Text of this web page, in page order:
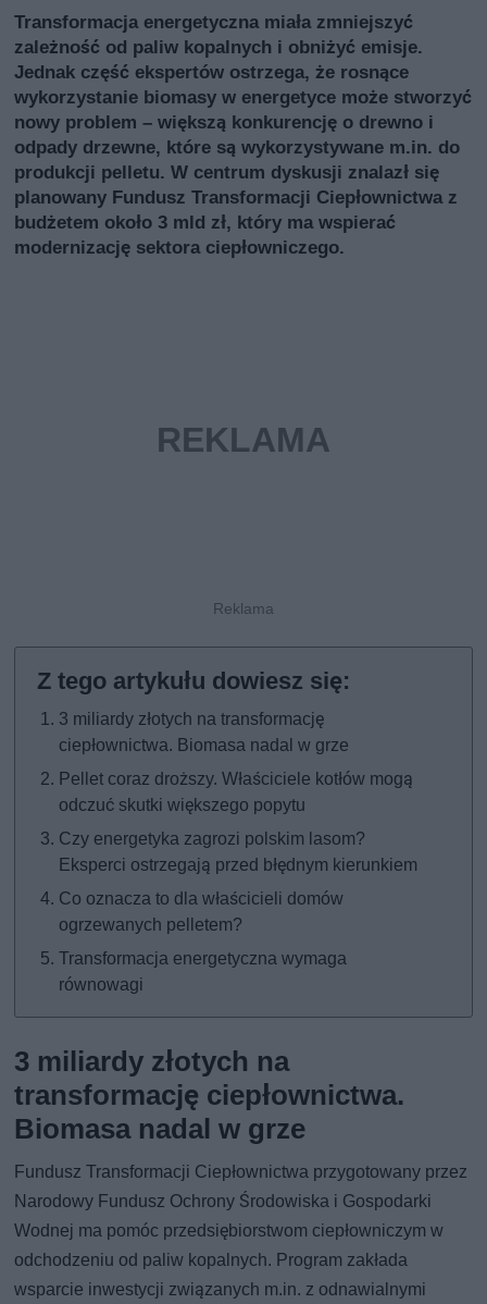
Transformacja energetyczna miała zmniejszyć
zależność od paliw kopalnych i obniżyć emisje.
Jednak część ekspertów ostrzega, że rosnące
wykorzystanie biomasy w energetyce może stworzyć
nowy problem – większą konkurencję o drewno i
odpady drzewne, które są wykorzystywane m.in. do
produkcji pelletu. W centrum dyskusji znalazł się
planowany Fundusz Transformacji Ciepłownictwa z
budżetem około 3 mld zł, który ma wspierać
modernizację sektora ciepłowniczego.
3 miliardy złotych na transformację
ciepłownictwa. Biomasa nadal w grze
Pellet coraz droższy. Właściciele kotłów mogą
odczuć skutki większego popytu
Czy energetyka zagrozi polskim lasom?
Eksperci ostrzegają przed błędnym kierunkiem
Co oznacza to dla właścicieli domów
ogrzewanych pelletem?
Transformacja energetyczna wymaga
równowagi
3 miliardy złotych na
transformację ciepłownictwa.
Biomasa nadal w grze
Fundusz Transformacji Ciepłownictwa przygotowany przez
Narodowy Fundusz Ochrony Środowiska i Gospodarki
Wodnej ma pomóc przedsiębiorstwom ciepłowniczym w
odchodzeniu od paliw kopalnych. Program zakłada
wsparcie inwestycji związanych m.in. z odnawialnymi